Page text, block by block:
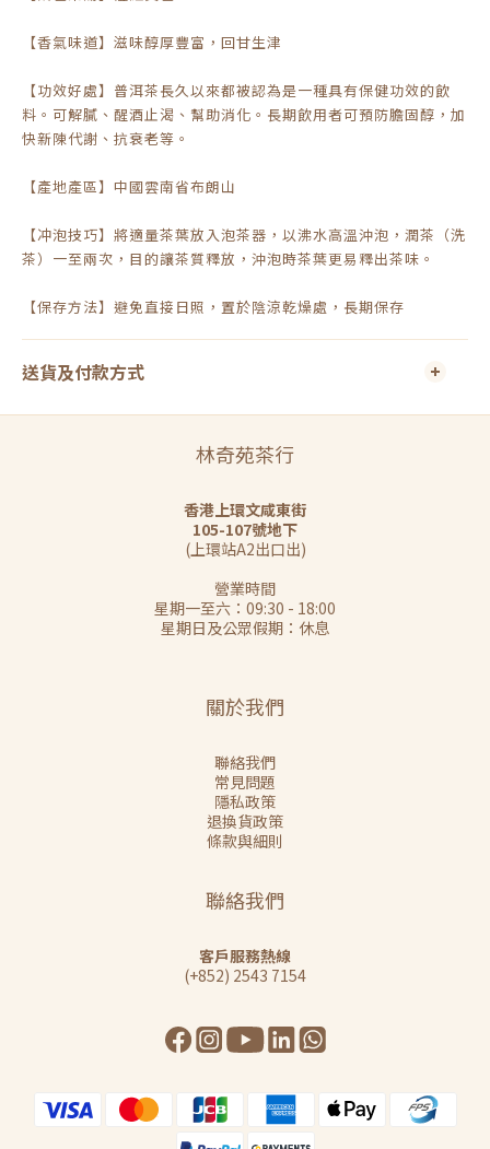
【香氣味道】滋味醇厚豐富，回甘生津
【功效好處】普洱茶長久以來都被認為是一種具有保健功效的飲
料。可解膩、醒酒止渴、幫助消化。長期飲用者可預防膽固醇，加
快新陳代謝、抗衰老等。
【產地產區】中國雲南省布朗山
【冲泡技巧】將適量茶葉放入泡茶器，以沸水高溫沖泡，潤茶（洗
茶）一至兩次，目的讓茶質釋放，沖泡時茶葉更易釋出茶味。
【保存方法】避免直接日照，置於陰涼乾燥處，長期保存
送貨及付款方式
林奇苑茶行
香港上環文咸東街
105-107號地下
(上環站A2出口出)
營業時間
星期一至六：09:30 - 18:00
星期日及公眾假期：休息
關於我們
聯絡我們
常見問題
隱私政策
退換貨政策
條款與細則
聯絡我們
客戶服務熱線
(+852) 2543 7154